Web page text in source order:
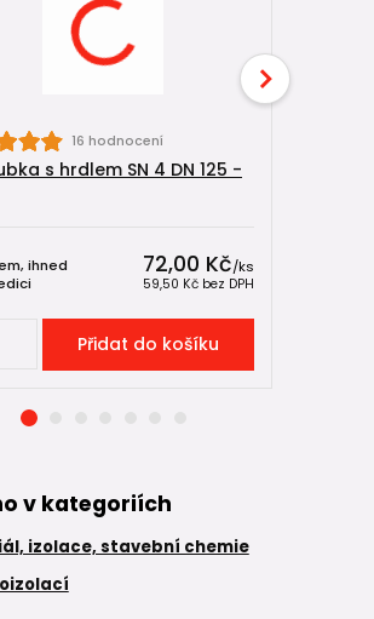
16 hodnocení
s hrdlem SN 4 DN 125 -
72,00 Kč/ks
59,50 Kč bez DPH
ihned
Přidat do košíku
v kategoriích
izolace, stavební chemie